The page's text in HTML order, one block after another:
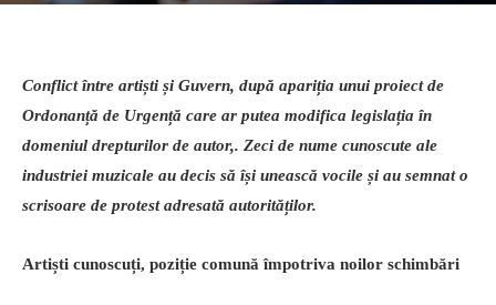
Conflict între artiști și Guvern, după apariția unui proiect de
Ordonanță de Urgență care ar putea modifica legislația în
domeniul drepturilor de autor,. Zeci de nume cunoscute ale
industriei muzicale au decis să își unească vocile și au semnat o
scrisoare de protest adresată autorităților.
Artiști cunoscuți, poziție comună împotriva noilor schimbări